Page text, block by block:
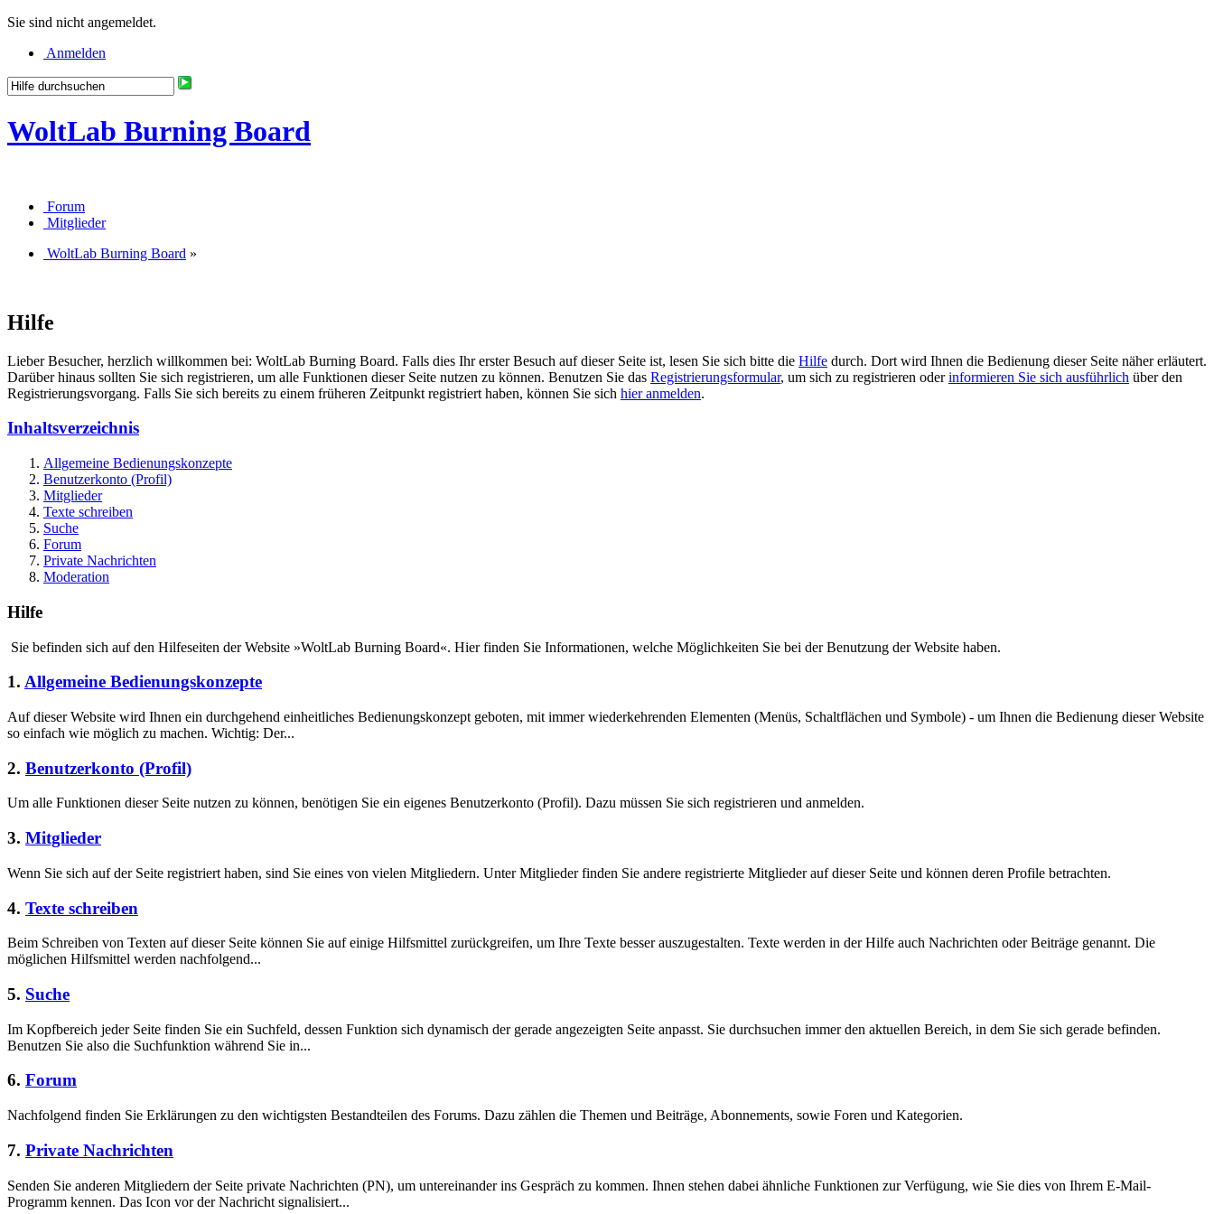
Sie sind nicht angemeldet.
Anmelden
WoltLab Burning Board
Forum
Mitglieder
WoltLab Burning Board »
Hilfe
Lieber Besucher, herzlich willkommen bei: WoltLab Burning Board. Falls dies Ihr erster Besuch auf dieser Seite ist, lesen Sie sich bitte die Hilfe durch. Dort wird Ihnen die Bedienung dieser Seite näher erläutert.
Darüber hinaus sollten Sie sich registrieren, um alle Funktionen dieser Seite nutzen zu können. Benutzen Sie das Registrierungsformular, um sich zu registrieren oderinformieren Sie sich ausführlich über den
Registrierungsvorgang. Falls Sie sich bereits zu einem früheren Zeitpunkt registriert haben, können Sie sich hier anmelden.
Inhaltsverzeichnis
Allgemeine Bedienungskonzepte
Benutzerkonto (Profil)
Mitglieder
Texte schreiben
Suche
Forum
Private Nachrichten
Moderation
Hilfe
Sie befinden sich auf den Hilfeseiten der Website »WoltLab Burning Board«. Hier finden Sie Informationen, welche Möglichkeiten Sie bei der Benutzung der Website haben.
1. Allgemeine Bedienungskonzepte
Auf dieser Website wird Ihnen ein durchgehend einheitliches Bedienungskonzept geboten, mit immer wiederkehrenden Elementen (Menüs, Schaltflächen und Symbole) - um Ihnen die Bedienung dieser Website
so einfach wie möglich zu machen. Wichtig: Der...
2. Benutzerkonto (Profil)
Um alle Funktionen dieser Seite nutzen zu können, benötigen Sie ein eigenes Benutzerkonto (Profil). Dazu müssen Sie sich registrieren und anmelden.
3. Mitglieder
Wenn Sie sich auf der Seite registriert haben, sind Sie eines von vielen Mitgliedern. Unter Mitglieder finden Sie andere registrierte Mitglieder auf dieser Seite und können deren Profile betrachten.
4. Texte schreiben
Beim Schreiben von Texten auf dieser Seite können Sie auf einige Hilfsmittel zurückgreifen, um Ihre Texte besser auszugestalten. Texte werden in der Hilfe auch Nachrichten oder Beiträge genannt. Die
möglichen Hilfsmittel werden nachfolgend...
5. Suche
Im Kopfbereich jeder Seite finden Sie ein Suchfeld, dessen Funktion sich dynamisch der gerade angezeigten Seite anpasst. Sie durchsuchen immer den aktuellen Bereich, in dem Sie sich gerade befinden.
Benutzen Sie also die Suchfunktion während Sie in...
6. Forum
Nachfolgend finden Sie Erklärungen zu den wichtigsten Bestandteilen des Forums. Dazu zählen die Themen und Beiträge, Abonnements, sowie Foren und Kategorien.
7. Private Nachrichten
Senden Sie anderen Mitgliedern der Seite private Nachrichten (PN), um untereinander ins Gespräch zu kommen. Ihnen stehen dabei ähnliche Funktionen zur Verfügung, wie Sie dies von Ihrem E-Mail-
Programm kennen. Das Icon vor der Nachricht signalisiert...